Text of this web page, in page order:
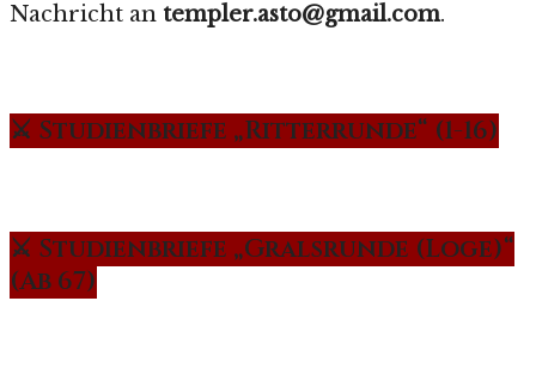
Nachricht an templer.asto@gmail.com.
⚔️ Studienbriefe „Ritterrunde“ (1-16)
⚔️ Studienbriefe „Gralsrunde (Loge)“
(Ab 67)